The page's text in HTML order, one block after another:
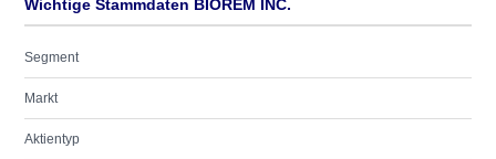
Wichtige Stammdaten BIOREM INC.
Segment
Markt
Aktientyp